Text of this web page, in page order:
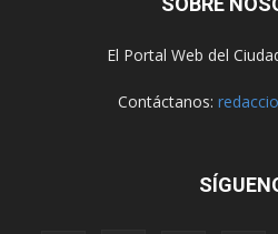
El Portal Web del
Contáctanos: